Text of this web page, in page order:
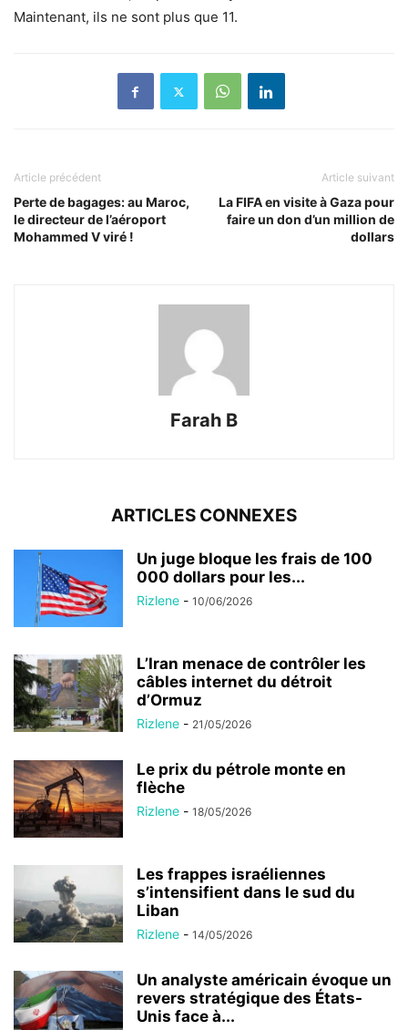
Maintenant, ils ne sont plus que 11.
Article précédent
Perte de bagages: au Maroc,
le directeur de l’aéroport
Mohammed V viré !
Article suivant
La FIFA en visite à Gaza pour
faire un don d’un million de
dollars
Farah B
ARTICLES CONNEXES
Un juge bloque les frais de 100
000 dollars pour les...
Rizlene - 10/06/2026
L’Iran menace de contrôler les
câbles internet du détroit
d’Ormuz
Rizlene - 21/05/2026
Le prix du pétrole monte en
flèche
Rizlene - 18/05/2026
Les frappes israéliennes
s’intensifient dans le sud du
Liban
Rizlene - 14/05/2026
Un analyste américain évoque un
revers stratégique des États-
Unis face à...